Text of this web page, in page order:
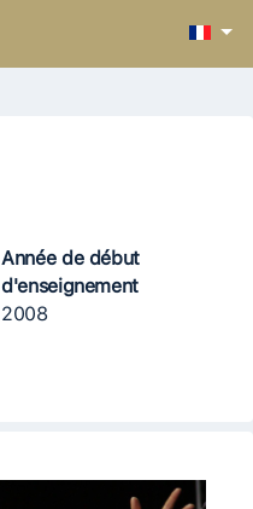
Année de début
d'enseignement
2008